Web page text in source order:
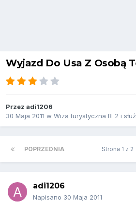
Wyjazd Do Usa Z Osobą
Przez adi1206
30 Maja 2011 w Wiza turystyczna B-2 i
POPRZEDNIA Strona 1 z 2
adi1206
Napisano 30 Maja 2011